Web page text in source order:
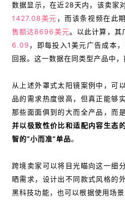
数据显示，在近28天内，该卖家
1427.08美元 ，而该条视频在此
售额达8696美元。 以此计算， 其
6.09 ， 即每投入1美元广告成本
回报。这一数据在同类型产品中，
从上述外罩式太阳镜案例中，可
品的需求热度很高， 但真正能够
那些面面俱到的大而全产品，而
并以极致性价比和适配内容生态
智的“小而准”单品。
跨境卖家可以将目光瞄向这一细
晒需求，设计出不同款式风格的
黑科技功能，也可以根据使用场